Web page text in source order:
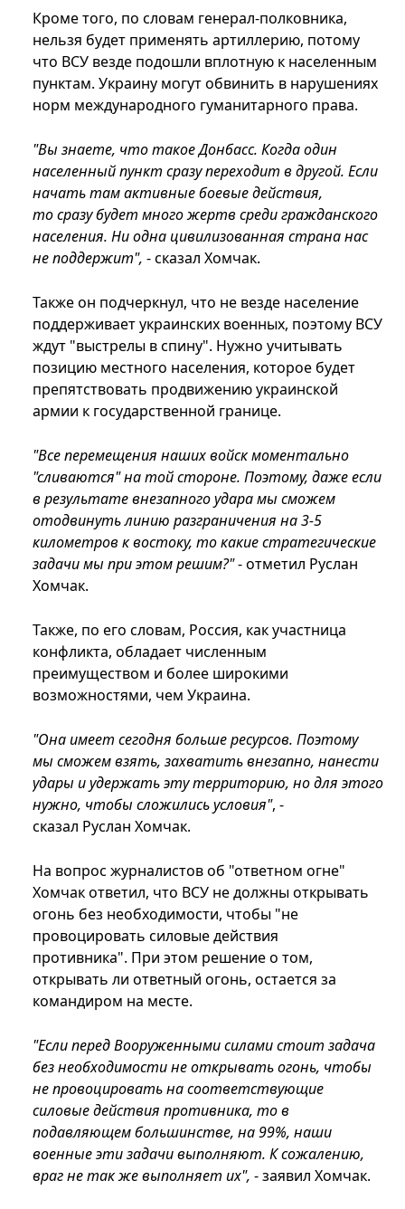
Кроме того, по словам генерал-полковника,
нельзя будет применять артиллерию, потому
что ВСУ везде подошли вплотную к населенным
пунктам. Украину могут обвинить в нарушениях
норм международного гуманитарного права.
"Вы знаете, что такое Донбасс. Когда один
населенный пункт сразу переходит в другой. Если
начать там активные боевые действия,
то сразу будет много жертв среди гражданского
населения. Ни одна цивилизованная страна нас
не поддержит", - сказал Хомчак.
Также он подчеркнул, что не везде население
поддерживает украинских военных, поэтому ВСУ
ждут "выстрелы в спину". Нужно учитывать
позицию местного населения, которое будет
препятствовать продвижению украинской
армии к государственной границе.
"Все перемещения наших войск моментально
"сливаются" на той стороне. Поэтому, даже если
в результате внезапного удара мы сможем
отодвинуть линию разграничения на 3-5
километров к востоку, то какие стратегические
задачи мы при этом решим?"- отметил Руслан
Хомчак.
Также, по его словам, Россия, как участница
конфликта, обладает численным
преимуществом и более широкими
возможностями, чем Украина.
"Она имеет сегодня больше ресурсов. Поэтому
мы сможем взять, захватить внезапно, нанести
удары и удержать эту территорию, но для этого
нужно, чтобы сложились условия", -
сказал Руслан Хомчак.
На вопрос журналистов об "ответном огне"
Хомчак ответил, что ВСУ не должны открывать
огонь без необходимости, чтобы "не
провоцировать силовые действия
противника". При этом решение о том,
открывать ли ответный огонь, остается за
командиром на месте.
"Если перед Вооруженными силами стоит задача
без необходимости не открывать огонь, чтобы
не провоцировать на соответствующие
силовые действия противника, то в
подавляющем большинстве, на 99%, наши
военные эти задачи выполняют. К сожалению,
враг не так же выполняет их", - заявил Хомчак.